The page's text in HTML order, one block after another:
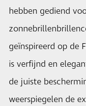
hebben gediend
geïnspireerd op de
is verfijnd en
de juiste
weerspiegelen de